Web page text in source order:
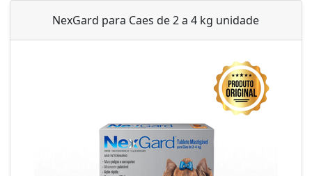
NexGard para Caes de 2 a 4 kg unidade